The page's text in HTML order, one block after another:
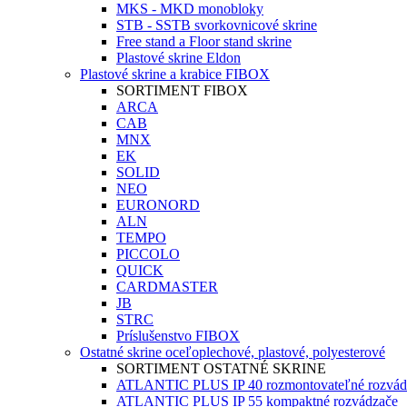
MKS - MKD monobloky
STB - SSTB svorkovnicové skrine
Free stand a Floor stand skrine
Plastové skrine Eldon
Plastové skrine a krabice FIBOX
SORTIMENT FIBOX
ARCA
CAB
MNX
EK
SOLID
NEO
EURONORD
ALN
TEMPO
PICCOLO
QUICK
CARDMASTER
JB
STRC
Príslušenstvo FIBOX
Ostatné skrine oceľoplechové, plastové, polyesterové
SORTIMENT OSTATNÉ SKRINE
ATLANTIC PLUS IP 40 rozmontovateľné
ATLANTIC PLUS IP 55 kompaktné rozvádzače